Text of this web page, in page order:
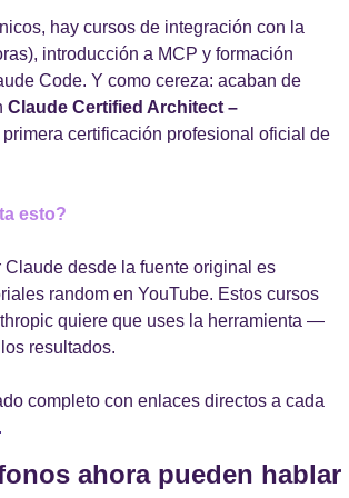
hay cursos de integración con la
introducción a MCP y formación
Code. Y como cereza: acaban de
Claude Certified Architect –
primera certificación profesional oficial de
esto?
Claude desde la fuente original es
random en YouTube. Estos cursos
quiere que uses la herramienta —
resultados.
completo con enlaces directos a cada
.
ahora pueden hablar